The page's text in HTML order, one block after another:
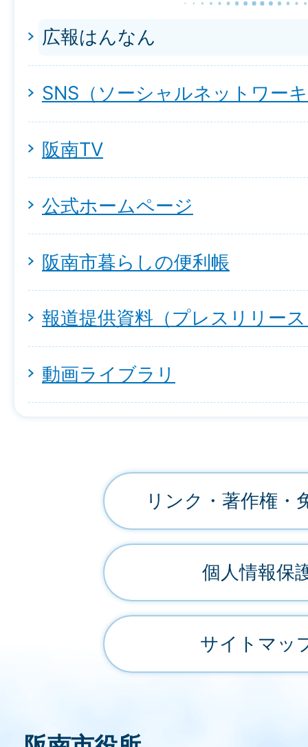
広報はんなん
SNS（ソーシャルネットワー
阪南TV
公式ホームページ
阪南市暮らしの便利帳
報道提供資料（プレスリリー
動画ライブラリ
リンク・著作権・
個人情報保
サイトマッ